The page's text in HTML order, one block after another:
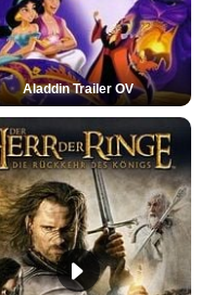
Aladdin Trailer OV